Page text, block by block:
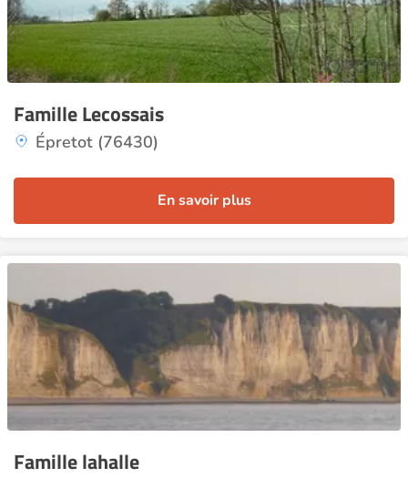
Famille Lecossais
Épretot (76430)
En savoir plus
Famille lahalle